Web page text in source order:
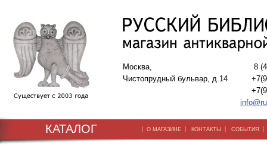
Москва,
Чистопрудный бульвар, д.14
8
КАТАЛОГ | О МАГАЗИНЕ | КОНТАКТЫ | СОБЫТИЯ